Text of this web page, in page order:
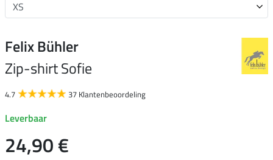
Felix Bühler
Zip-shirt Sofie
4.7 37 Klantenbeoordeling
Leverbaar
24,90 €